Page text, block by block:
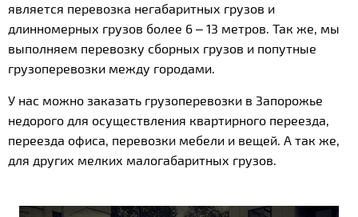
является перевозка негабаритных грузов и
длинномерных грузов более 6 – 13 метров. Так же, мы
выполняем перевозку сборных грузов и попутные
грузоперевозки между городами.
У нас можно заказать грузоперевозки в Запорожье
недорого для осуществления квартирного переезда,
переезда офиса, перевозки мебели и вещей. А так же,
для других мелких малогабаритных грузов.